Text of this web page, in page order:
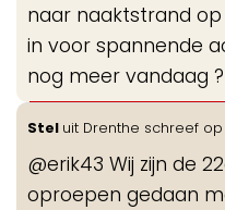
naar naaktstrand op
in voor spannende
nog meer vandaag
Stel uit Drenthe schreef op
@erik43 Wij zijn de
oproepen gedaan